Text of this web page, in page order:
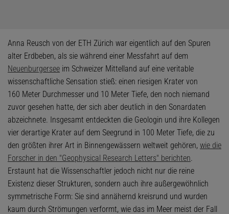
Anna Reusch von der ETH Zürich war eigentlich auf den Spuren
alter Erdbeben, als sie während einer Messfahrt auf dem
Neuenburgersee im Schweizer Mittelland auf eine veritable
wissenschaftliche Sensation stieß: einen riesigen Krater von
160 Meter Durchmesser und 10 Meter Tiefe, den noch niemand
zuvor gesehen hatte, der sich aber deutlich in den Sonardaten
abzeichnete. Insgesamt entdeckten die Geologin und ihre Kollegen
vier derartige Krater auf dem Seegrund in 100 Meter Tiefe, die zu
den größten ihrer Art in Binnengewässern weltweit gehören, wie die
Forscher in den "Geophysical Research Letters" berichten.
Erstaunt hat die Wissenschaftler jedoch nicht nur die reine
Existenz dieser Strukturen, sondern auch ihre außergewöhnlich
symmetrische Form: Sie sind annähernd kreisrund und wurden
kaum durch Strömungen verformt, wie das im Meer meist der Fall